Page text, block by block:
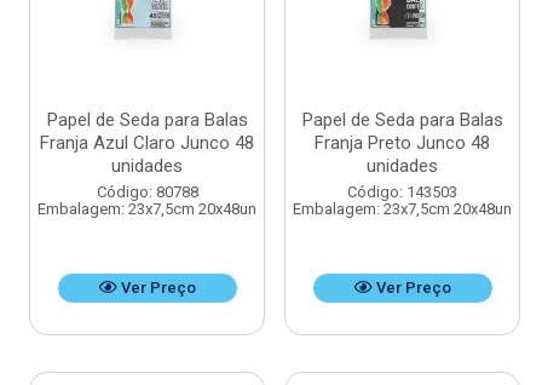
Papel de Seda para Balas
Franja Azul Claro Junco 48
unidades
Código: 80788
Embalagem: 23x7,5cm 20x48un
Ver Preço
Papel de Seda para Balas
Franja Preto Junco 48
unidades
Código: 143503
Embalagem: 23x7,5cm 20x48un
Ver Preço